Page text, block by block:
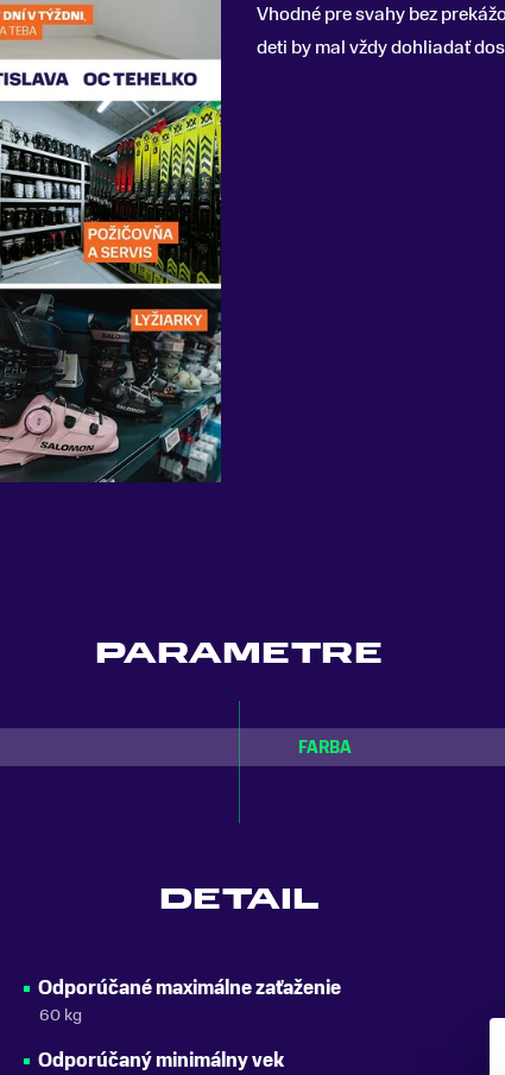
Vhodné pre svahy bez
deti by mal vždy dohliadať
PARAMETRE
FARBA
DETAIL
Odporúčané maximálne zaťaženie
60 kg
Odporúčaný minimálny vek